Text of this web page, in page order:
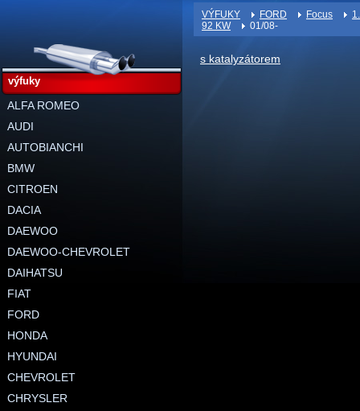
VÝFUKY FORD Focus
92 KW
01/08-
s katalyzátorem
výfuky
ALFA ROMEO
AUDI
AUTOBIANCHI
BMW
CITROEN
DACIA
DAEWOO
DAEWOO-CHEVROLET
DAIHATSU
FIAT
FORD
HONDA
HYUNDAI
CHEVROLET
CHRYSLER